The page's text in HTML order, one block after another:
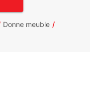
Donne meuble